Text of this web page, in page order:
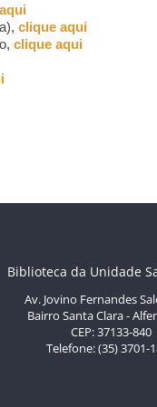
clique aqui
clique aqui
Biblioteca da Unidade
Av. Jovino Fernandes
Bairro Santa Clara -
CEP: 37133-840
Telefone: (35) 3701-